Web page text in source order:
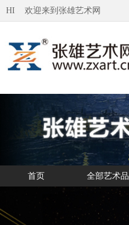
HI 欢迎来到张雄艺术网
首页 全部艺术品